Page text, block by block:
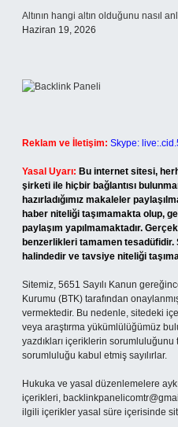
Altının hangi altın olduğunu nasıl
Haziran 19, 2026
Reklam ve İletişim: Skype:
Yasal Uyarı: Bu internet sitesi,
şirketi ile hiçbir bağlantısı
hazırladığımız makaleler
haber niteliği taşımamakta olup,
paylaşım yapılmamaktadır.
benzerlikleri tamamen
halindedir ve tavsiye niteliği
Sitemiz, 5651 Sayılı Kanun
Kurumu (BTK) tarafından
vermektedir. Bu nedenle, sitedeki
veya araştırma yükümlülüğümüz
yazdıkları içeriklerin
sorumluluğu kabul etmiş sayılırlar.
Hukuka ve yasal düzenlemelere
içerikleri,
ilgili içerikler yasal süre içerisinde